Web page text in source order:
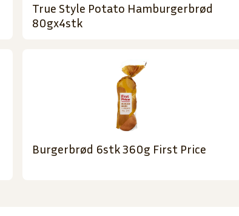
True Style Potato Hamburgerbrød
80gx4stk
Burgerbrød 6stk 360g First Price